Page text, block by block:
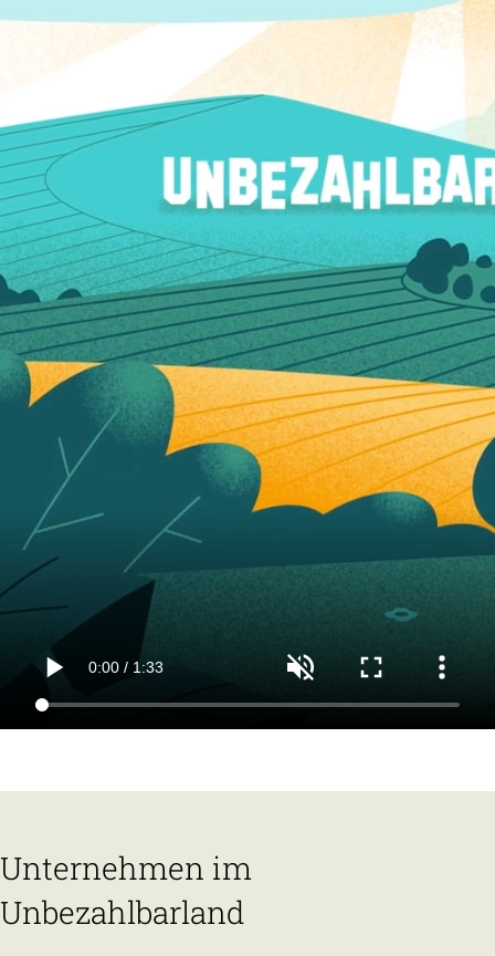
Unternehmen im
Unbezahlbarland